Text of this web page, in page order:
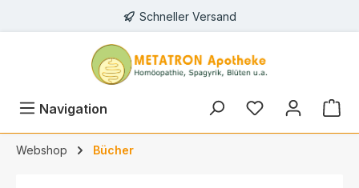
Schneller Versand
Navigation
Webshop Bücher